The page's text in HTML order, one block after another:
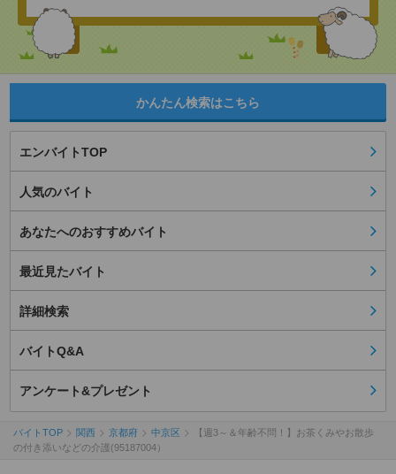
かんたん検索はこちら
エンバイトTOP
人気のバイト
あなたへのおすすめバイト
最近見たバイト
詳細検索
バイトQ&A
アンケート&プレゼント
バイトTOP 関西 京都府 中京区
【週3～＆年齢不問！】お茶くみやお散歩
の付き添いなどの介護(95187004）